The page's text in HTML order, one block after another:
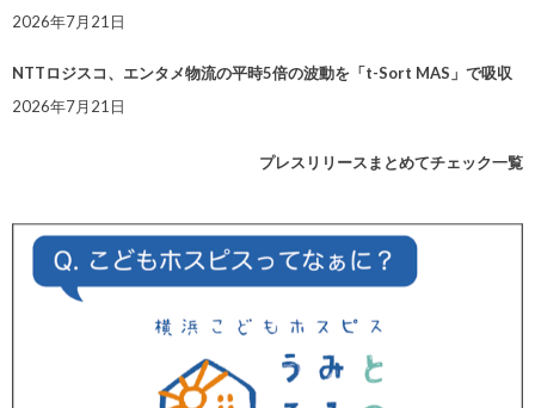
2026年7月21日
NTTロジスコ、エンタメ物流の平時5倍の波動を「t-Sort MAS」で吸収
2026年7月21日
プレスリリースまとめてチェック一覧